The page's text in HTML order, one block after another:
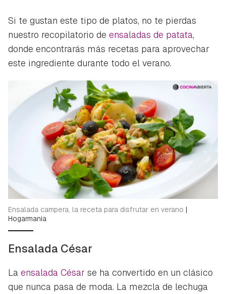
Si te gustan este tipo de platos, no te pierdas
nuestro recopilatorio de ensaladas de patata,
donde encontrarás más recetas para aprovechar
este ingrediente durante todo el verano.
Ensalada campera, la receta para disfrutar en verano |
Hogarmania
Ensalada César
La ensalada César se ha convertido en un clásico
que nunca pasa de moda. La mezcla de lechuga